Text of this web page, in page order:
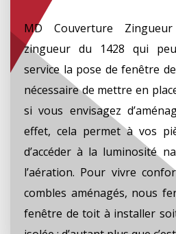
MD Couverture
zingueur du 1428 qui
service la pose de fenêtre
nécessaire de mettre en
si vous envisagez
effet, cela permet à vos
d’accéder à la luminosité
l’aération. Pour vivre
combles aménagés, nous
fenêtre de toit à installer